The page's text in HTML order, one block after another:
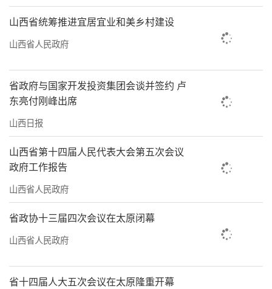
山西省统筹推进宜居宜业和美乡村建设
山西省人民政府
省政府与国家开发投资集团会谈并签约 卢
东亮付刚峰出席
山西日报
山西省第十四届人民代表大会第五次会议
政府工作报告
山西省人民政府
省政协十三届四次会议在太原闭幕
山西省人民政府
省十四届人大五次会议在太原隆重开幕